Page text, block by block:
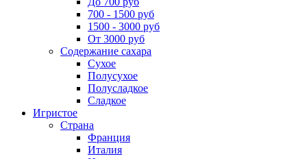
700 - 1500 руб
1500 - 3000 руб
От 3000 руб
Содержание сахара
Сухое
Полусухое
Полусладкое
Сладкое
Игристое
Страна
Франция
Италия